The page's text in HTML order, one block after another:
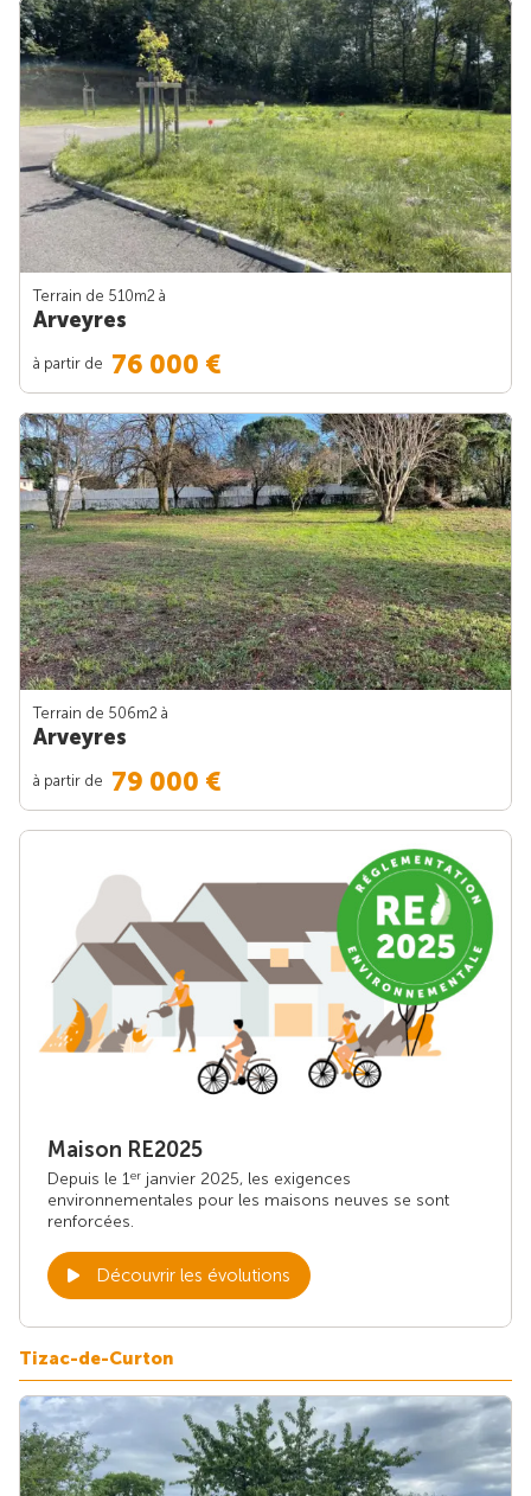
Terrain de 510m2 à
Arveyres
à partir de 76 000 €
Terrain de 506m2 à
Arveyres
à partir de 79 000 €
Maison RE2025
Depuis le 1er janvier 2025, les exigences
environnementales pour les maisons neuves se sont
renforcées.
Découvrir les évolutions
Tizac-de-Curton